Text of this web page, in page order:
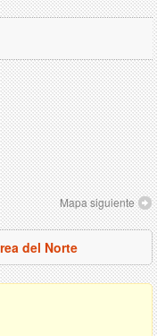
Mapa siguiente
del Norte